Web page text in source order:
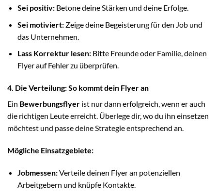
Sei positiv:Betone deine Stärken und deine Erfolge.
Sei motiviert:Zeige deine Begeisterung für den Job und
das Unternehmen.
Lass Korrektur lesen:Bitte Freunde oder Familie, deinen
Flyer auf Fehler zu überprüfen.
4. Die Verteilung: So kommt dein Flyer an
Ein Bewerbungsflyer ist nur dann erfolgreich, wenn er auch
die richtigen Leute erreicht. Überlege dir, wo du ihn einsetzen
möchtest und passe deine Strategie entsprechend an.
Mögliche Einsatzgebiete:
Jobmessen:Verteile deinen Flyer an potenziellen
Arbeitgebern und knüpfe Kontakte.